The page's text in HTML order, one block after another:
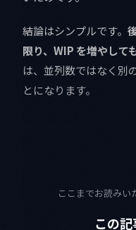
結論はシンプルです。
限り、WIP を増やして
は、並列数ではなく別
とになります。
ここまでお読みい
この